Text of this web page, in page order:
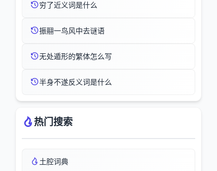
穷了近义词是什么
振翮一鸟风中去谜语
无处遁形的繁体怎么写
半身不遂反义词是什么
热门搜索
土腔词典